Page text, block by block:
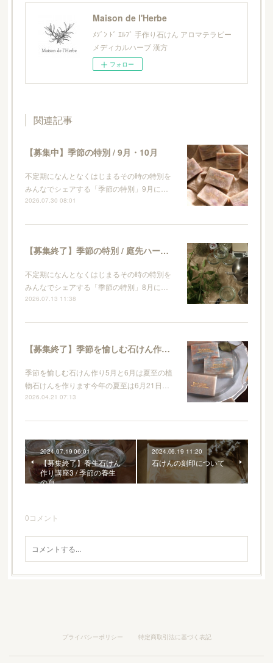
Maison de l'Herbe
ﾒｿﾞﾝ ﾄﾞ ｴﾙﾌﾞ 手作り石けん アロマテラピー
メディカルハーブ 漢方
フォロー
関連記事
【募集中】季節の特別 / 9月・10月
不定期になんとなくはじまるその時の特別を
みんなでシェアする「季節の特別」9月に…
2026.07.30 08:01
【募集終了】季節の特別 / 庭先ハーブとレモンのキッチンソープ作り
不定期になんとなくはじまるその時の特別を
みんなでシェアする「季節の特別」8月に…
2026.07.13 11:38
【募集終了】季節を愉しむ石けん作り / 5月夏至の植物石けん
季節を愉しむ石けん作り5月と6月は夏至の植
物石けんを作ります今年の夏至は6月21日…
2026.04.21 07:13
2024.07.19 06:01
【募集終了】養生石けん
作り講座3 / 季節の養生
の頁
2024.06.19 11:20
石けんの刻印について
0コメント
プライバシーポリシー 特定商取引法に基づく表記